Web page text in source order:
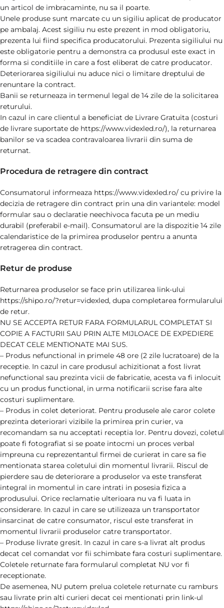
un articol de imbracaminte, nu sa il poarte.
Unele produse sunt marcate cu un sigiliu aplicat de producator
pe ambalaj. Acest sigiliu nu este prezent in mod obligatoriu,
prezenta lui fiind specifica producatorului. Prezenta sigiliului nu
este obligatorie pentru a demonstra ca produsul este exact in
forma si conditiile in care a fost eliberat de catre producator.
Deteriorarea sigiliului nu aduce nici o limitare dreptului de
renuntare la contract.
Banii se returneaza in termenul legal de 14 zile de la solicitarea
returului.
In cazul in care clientul a beneficiat de Livrare Gratuita (costuri
de livrare suportate de https://www.videxled.ro/), la returnarea
banilor se va scadea contravaloarea livrarii din suma de
returnat.
Procedura de retragere din contract
Consumatorul informeaza https://www.videxled.ro/ cu privire la
decizia de retragere din contract prin una din variantele: model
formular sau o declaratie neechivoca facuta pe un mediu
durabil (preferabil e-mail). Consumatorul are la dispozitie 14 zile
calendaristice de la primirea produselor pentru a anunta
retragerea din contract.
Retur de produse
Returnarea produselor se face prin utilizarea link-ului
https://shipo.ro/?retur=videxled, dupa completarea formularului
de retur.
NU SE ACCEPTA RETUR FARA FORMULARUL COMPLETAT SI
COPIE A FACTURII SAU PRIN ALTE MIJLOACE DE EXPEDIERE
DECAT CELE MENTIONATE MAI SUS.
– Produs nefunctional in primele 48 ore (2 zile lucratoare) de la
receptie. In cazul in care produsul achizitionat a fost livrat
nefunctional sau prezinta vicii de fabricatie, acesta va fi inlocuit
cu un produs functional, in urma notificarii scrise fara alte
costuri suplimentare.
– Produs in colet deteriorat. Pentru produsele ale caror colete
prezinta deteriorari vizibile la primirea prin curier, va
recomandam sa nu acceptati receptia lor. Pentru dovezi, coletul
poate fi fotografiat si se poate intocmi un proces verbal
impreuna cu reprezentantul firmei de curierat in care sa fie
mentionata starea coletului din momentul livrarii. Riscul de
pierdere sau de deteriorare a produselor va este transferat
integral in momentul in care intrati in posesia fizica a
produsului. Orice reclamatie ulterioara nu va fi luata in
considerare. In cazul in care se utilizeaza un transportator
insarcinat de catre consumator, riscul este transferat in
momentul livrarii produselor catre transportator.
– Produse livrate gresit. In cazul in care s-a livrat alt produs
decat cel comandat vor fii schimbate fara costuri suplimentare.
Coletele returnate fara formularul completat NU vor fi
receptionate.
De asemenea, NU putem prelua coletele returnate cu ramburs
sau livrate prin alti curieri decat cei mentionati prin link-ul